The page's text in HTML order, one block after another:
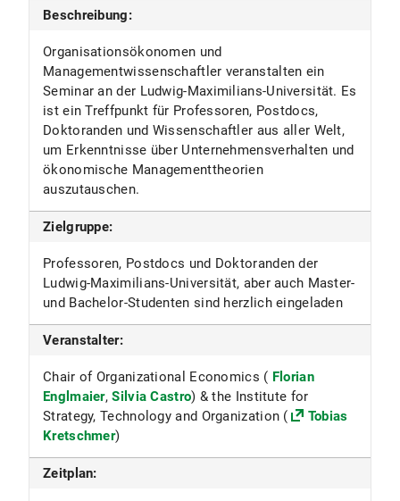
Beschreibung:
Organisationsökonomen und
Managementwissenschaftler veranstalten ein
Seminar an der Ludwig-Maximilians-Universität. Es
ist ein Treffpunkt für Professoren, Postdocs,
Doktoranden und Wissenschaftler aus aller Welt,
um Erkenntnisse über Unternehmensverhalten und
ökonomische Managementtheorien
auszutauschen.
Zielgruppe:
Professoren, Postdocs und Doktoranden der
Ludwig-Maximilians-Universität, aber auch Master-
und Bachelor-Studenten sind herzlich eingeladen
Veranstalter:
Chair of Organizational Economics ( Florian
Englmaier,Silvia Castro) & the Institute for
Strategy, Technology and Organization (
Tobias
Kretschmer)
Zeitplan: